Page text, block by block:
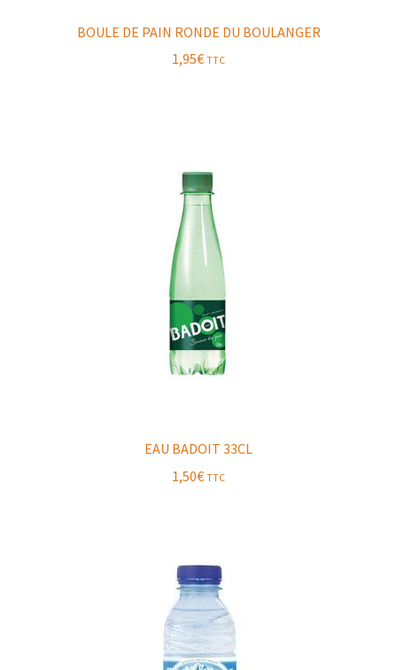
BOULE DE PAIN RONDE DU BOULANGER
1,95€ TTC
EAU BADOIT 33CL
1,50€ TTC